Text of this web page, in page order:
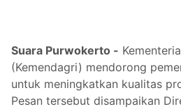
Suara Purwokerto -
(Kemendagri) mendorong
untuk meningkatkan kualitas
Pesan tersebut disampaikan